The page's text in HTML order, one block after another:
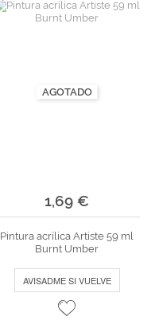
AGOTADO
1,69 €
Pintura acrílica Artiste 59 ml
Burnt Umber
AVISADME SI VUELVE